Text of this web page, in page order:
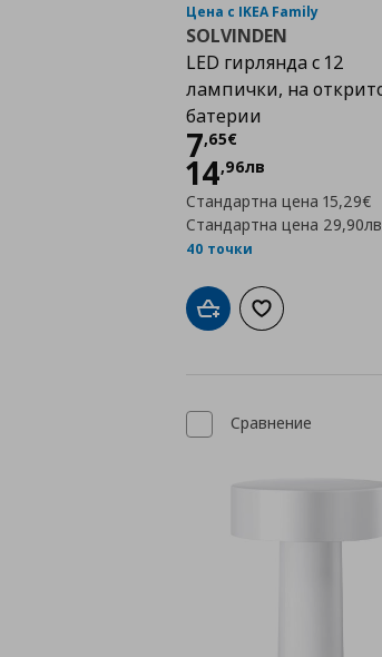
Цена с IKEA Family
SOLVINDEN
LED гирлянда с 12
лампички, на
батерии
7,65€
Цена
14,96лв
Стандартна цена15,29€
Стандартна цена 29,90лв
40 точки
Добави в кошницата
Добави към
Сравнение